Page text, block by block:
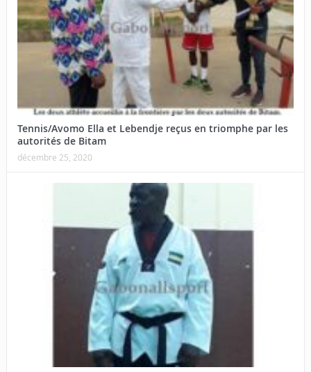
Tennis/Avomo Ella et Lebendje reçus en triomphe par les
autorités de Bitam
décembre 25, 2020